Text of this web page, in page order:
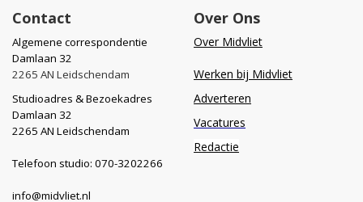
Contact
Algemene correspondentie
Damlaan 32
2265 AN Leidschendam
Studioadres & Bezoekadres
Damlaan 32
2265 AN Leidschendam
Telefoon studio: 070-3202266
info@midvliet.nl
Over Ons
Over Midvliet
Werken bij Midvliet
Adverteren
Vacatures
Redactie